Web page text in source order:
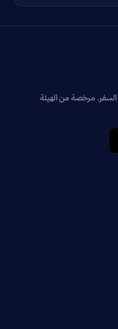
مرخصة من الهيئة